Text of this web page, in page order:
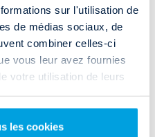
sur l'utilisation de
de médias sociaux, de
combiner celles-ci
vous leur avez fournies
votre utilisation de leurs
les cookies
(via la D6)et Marseille(via l'A7),
le centre-ville de Gardanne
5 minutes via la D6.